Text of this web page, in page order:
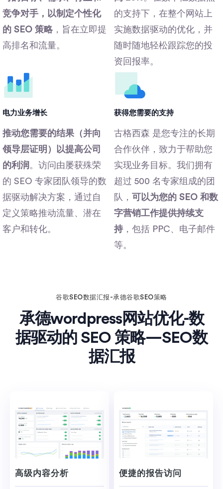
竞争对手，以制定个性化
的 SEO 策略 ，旨在立即提
高排名和流量。
的支持下，在整个网站上
实施数据驱动的优化，并
随时随地轻松跟踪您的投
资回报率。
电力业务增长
推动您需要的结果（并向
领导层证明）以提高公司
的利润 。访问由屡获殊荣
的 SEO 专家团队领导的数
据驱动解决方案，通过自
定义策略推动流量、潜在
客户和转化。
获得您需要的支持
古格西森 是您专注的长期
合作伙伴，致力于帮助您
实现业务目标。我们拥有
超过 500 名专家组成的团
队， 可以为您的 SEO 和数
字营销工作提供持续支
持，包括 PPC、电子邮件
等。
谷歌SEO数据汇报-承德谷歌SEO策略
承德wordpress网站优化-数
据驱动的 SEO 策略—SEO数
据汇报
高级内容分析 便捷的报告访问